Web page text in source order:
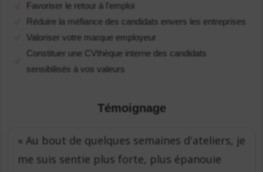
Favoriser le retour à l'emploi
Réduire la méfiance des candidats envers les entreprises
Valoriser votre marque employeur
Constituer une CVthèque interne des candidats
sensibilisés à vos valeurs
Témoignage
« Au bout de quelques semaines d'ateliers, je
me suis sentie plus forte, plus épanouie